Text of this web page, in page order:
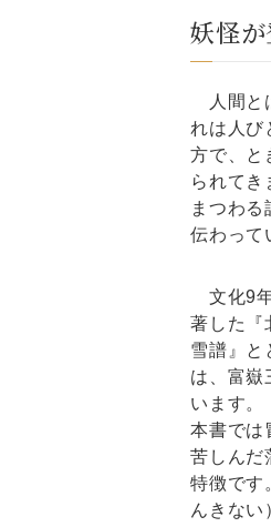
妖怪
人間と
れは人び
方で、と
られてき
まつわ
伝わって
文化9
著した『
雪譜』と
は、富嶽
います。
本書では
苦しんだ
特徴です
んきない